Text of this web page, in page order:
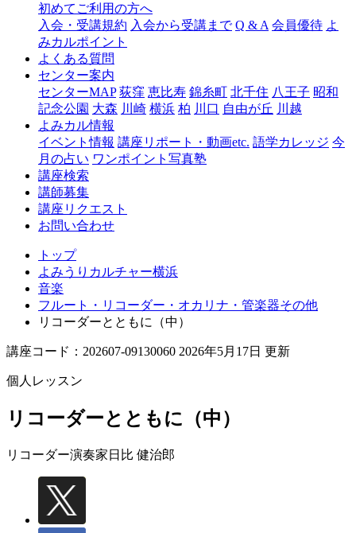
ャ
浜
初めてご利用の方へ
入会・受講規約 入会から受講まで Q & A 会員優待 よ
みカルポイント
よくある質問
センター案内
センターMAP 荻窪 恵比寿 錦糸町 北千住 八王子 昭和
記念公園 大森 川崎 横浜 柏 川口 自由が丘 川越
よみカル情報
イベント情報 講座リポート・動画etc. 語学カレッジ 今
月の占い ワンポイント写真塾
講座検索
講師募集
講座リクエスト
お問い合わせ
トップ
よみうりカルチャー横浜
音楽
フルート・リコーダー・オカリナ・管楽器その他
リコーダーとともに（中）
講座コード：202607-09130060 2026年5月17日 更新
個人レッスン
リコーダーとともに（中）
リコーダー演奏家 日比 健治郎